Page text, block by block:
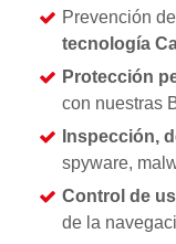
Prevención
tecnología
Protección
con nuestras
Inspección,
spyware,
Control de
de la